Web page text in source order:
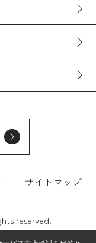
サイトマップ
reserved.